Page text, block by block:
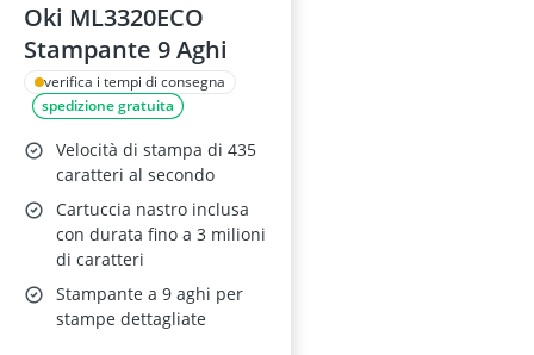
Oki ML3320ECO
Stampante 9 Aghi
verifica i tempi di consegna
spedizione gratuita
Velocità di stampa di 435
caratteri al secondo
Cartuccia nastro inclusa
con durata fino a 3 milioni
di caratteri
Stampante a 9 aghi per
stampe dettagliate